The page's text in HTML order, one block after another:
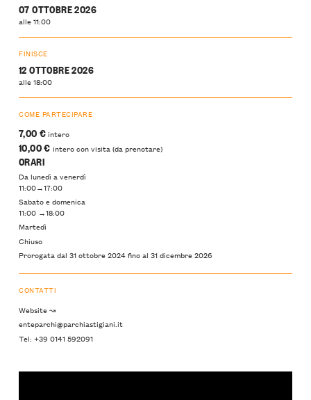
07 OTTOBRE 2026
alle 11:00
FINISCE
12 OTTOBRE 2026
alle 18:00
COME PARTECIPARE
7,00 €intero
10,00 € intero con visita (da prenotare)
ORARI
Da lunedì a venerdì
11:00→17:00
Sabato e domenica
11:00 →18:00
Martedì
Chiuso
Prorogata dal 31 ottobre 2024 fino al 31 dicembre 2026
CONTATTI
Website ↝
enteparchi@parchiastigiani.it
Tel: +39 0141 592091